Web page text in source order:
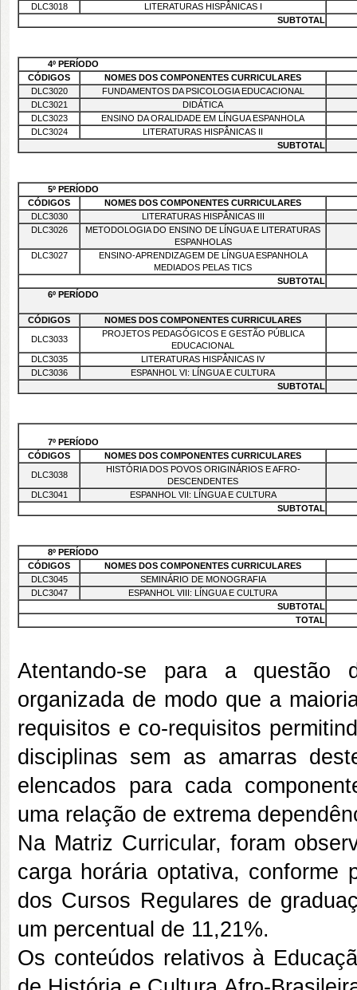
DLC3018
LITERATURAS HISPÂNICAS I
SUBTOTAL
4º PERÍODO
CÓDIGOS
NOMES DOS COMPONENTES CURRICULARES
DLC3020
FUNDAMENTOS DA PSICOLOGIA EDUCACIONAL
DLC3021
DIDÁTICA
DLC3023
ENSINO DA ORALIDADE EM LÍNGUA ESPANHOLA
DLC3024
LITERATURAS HISPÂNICAS II
SUBTOTAL
5º PERÍODO
CÓDIGOS
NOMES DOS COMPONENTES CURRICULARES
DLC3030
LITERATURAS HISPÂNICAS III
DLC3026
METODOLOGIA DO ENSINO DE LÍNGUA E LITERATURAS
ESPANHOLAS
DLC3027
ENSINO-APRENDIZAGEM DE LÍNGUA ESPANHOLA
MEDIADOS PELAS TICS
SUBTOTAL
6º PERÍODO
CÓDIGOS
NOMES DOS COMPONENTES CURRICULARES
DLC3033
PROJETOS PEDAGÓGICOS E GESTÃO PÚBLICA
EDUCACIONAL
DLC3035
LITERATURAS HISPÂNICAS IV
DLC3036
ESPANHOL VI: LÍNGUA E CULTURA
SUBTOTAL
7º PERÍODO
CÓDIGOS
NOMES DOS COMPONENTES CURRICULARES
DLC3038
HISTÓRIA DOS POVOS ORIGINÁRIOS E AFRO-
DESCENDENTES
DLC3041
ESPANHOL VII: LÍNGUA E CULTURA
SUBTOTAL
8º PERÍODO
CÓDIGOS
NOMES DOS COMPONENTES CURRICULARES
DLC3045
SEMINÁRIO DE MONOGRAFIA
DLC3047
ESPANHOL VIII: LÍNGUA E CULTURA
SUBTOTAL
TOTAL
Atentando-se para a questão
organizada de modo que a
requisitos e co-requisitos
disciplinas sem as amarras
elencados para cada
uma relação de extrema
Na Matriz Curricular, foram
carga horária optativa, conforme
dos Cursos Regulares de
um percentual de 11,21%.
Os conteúdos relativos à